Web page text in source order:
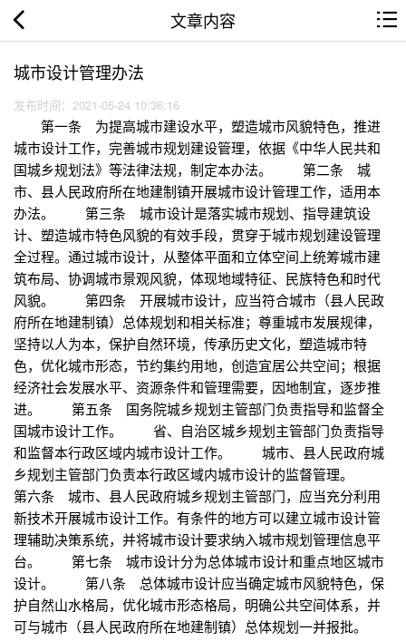
文章内容
城市设计管理办法
发布时间：2021-05-24 10:36:16
第一条 为提高城市建设水平，塑造城市风貌特色，推进
城市设计工作，完善城市规划建设管理，依据《中华人民共和
国城乡规划法》等法律法规，制定本办法。 第二条 城
市、县人民政府所在地建制镇开展城市设计管理工作，适用本
办法。 第三条 城市设计是落实城市规划、指导建筑设
计、塑造城市特色风貌的有效手段，贯穿于城市规划建设管理
全过程。通过城市设计，从整体平面和立体空间上统筹城市建
筑布局、协调城市景观风貌，体现地域特征、民族特色和时代
风貌。 第四条 开展城市设计，应当符合城市（县人民政
府所在地建制镇）总体规划和相关标准；尊重城市发展规律，
坚持以人为本，保护自然环境，传承历史文化，塑造城市特
色，优化城市形态，节约集约用地，创造宜居公共空间；根据
经济社会发展水平、资源条件和管理需要，因地制宜，逐步推
进。 第五条 国务院城乡规划主管部门负责指导和监督全
国城市设计工作。 省、自治区城乡规划主管部门负责指导
和监督本行政区域内城市设计工作。 城市、县人民政府城
乡规划主管部门负责本行政区域内城市设计的监督管理。
第六条 城市、县人民政府城乡规划主管部门，应当充分利用
新技术开展城市设计工作。有条件的地方可以建立城市设计管
理辅助决策系统，并将城市设计要求纳入城市规划管理信息平
台。 第七条 城市设计分为总体城市设计和重点地区城市
设计。 第八条 总体城市设计应当确定城市风貌特色，保
护自然山水格局，优化城市形态格局，明确公共空间体系，并
可与城市（县人民政府所在地建制镇）总体规划一并报批。